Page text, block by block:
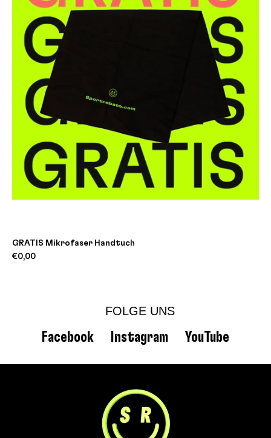
GRATIS Mikrofaser Handtuch
€0,00
FOLGE UNS
Facebook Instagram YouTube